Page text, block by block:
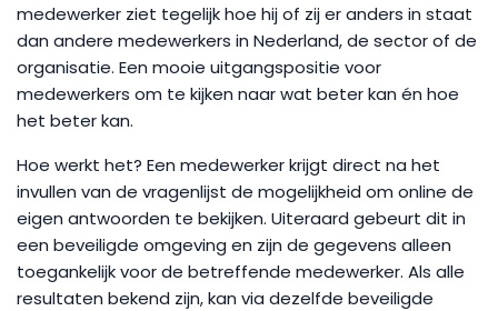
medewerker ziet tegelijk hoe hij of zij er anders in staat
dan andere medewerkers in Nederland, de sector of de
organisatie. Een mooie uitgangspositie voor
medewerkers om te kijken naar wat beter kan én hoe
het beter kan.
Hoe werkt het? Een medewerker krijgt direct na het
invullen van de vragenlijst de mogelijkheid om online de
eigen antwoorden te bekijken. Uiteraard gebeurt dit in
een beveiligde omgeving en zijn de gegevens alleen
toegankelijk voor de betreffende medewerker. Als alle
resultaten bekend zijn, kan via dezelfde beveiligde